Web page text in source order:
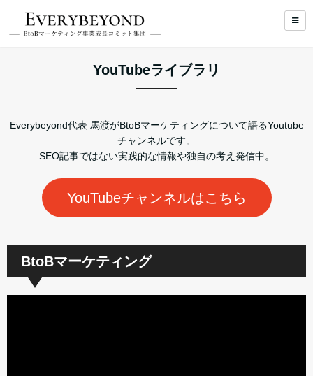
YouTubeライブラリ
Everybeyond代表 馬渡がBtoBマーケティングについて語るYoutube
チャンネルです。
SEO記事ではない実践的な情報や独自の考え発信中。
YouTubeチャンネルはこちら
BtoBマーケティング